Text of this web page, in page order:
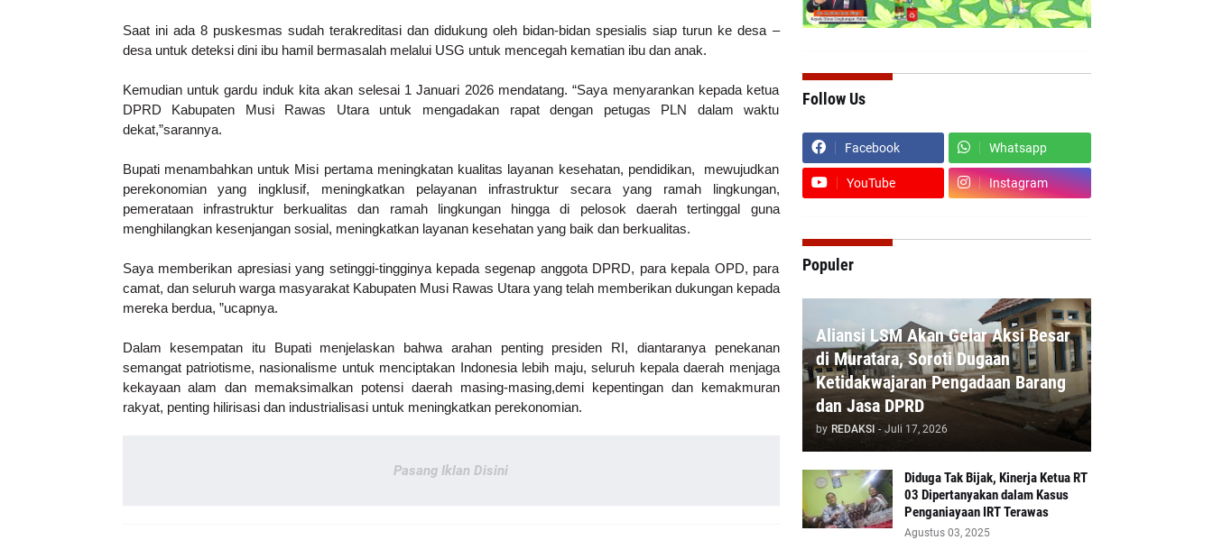
Saat ini ada 8 puskesmas sudah terakreditasi dan didukung oleh bidan-bidan spesialis siap turun ke desa –
desa untuk deteksi dini ibu hamil bermasalah melalui USG untuk mencegah kematian ibu dan anak.
Kemudian untuk gardu induk kita akan selesai 1 Januari 2026 mendatang. “Saya menyarankan kepada ketua
DPRD Kabupaten Musi Rawas Utara untuk mengadakan rapat dengan petugas PLN dalam waktu
dekat,”sarannya.
Bupati menambahkan untuk Misi pertama meningkatan kualitas layanan kesehatan, pendidikan, mewujudkan
perekonomian yang ingklusif, meningkatkan pelayanan infrastruktur secara yang ramah lingkungan,
pemerataan infrastruktur berkualitas dan ramah lingkungan hingga di pelosok daerah tertinggal guna
menghilangkan kesenjangan sosial, meningkatkan layanan kesehatan yang baik dan berkualitas.
Saya memberikan apresiasi yang setinggi-tingginya kepada segenap anggota DPRD, para kepala OPD, para
camat, dan seluruh warga masyarakat Kabupaten Musi Rawas Utara yang telah memberikan dukungan kepada
mereka berdua, ”ucapnya.
Dalam kesempatan itu Bupati menjelaskan bahwa arahan penting presiden RI, diantaranya penekanan
semangat patriotisme, nasionalisme untuk menciptakan Indonesia lebih maju, seluruh kepala daerah menjaga
kekayaan alam dan memaksimalkan potensi daerah masing-masing,demi kepentingan dan kemakmuran
rakyat, penting hilirisasi dan industrialisasi untuk meningkatkan perekonomian.
Pasang Iklan Disini
Follow Us
Facebook Whatsapp
YouTube Instagram
Populer
Aliansi LSM Akan Gelar Aksi Besar
di Muratara, Soroti Dugaan
Ketidakwajaran Pengadaan Barang
dan Jasa DPRD
by REDAKSI - Juli 17, 2026
Diduga Tak Bijak, Kinerja Ketua RT
03 Dipertanyakan dalam Kasus
Penganiayaan IRT Terawas
Agustus 03, 2025